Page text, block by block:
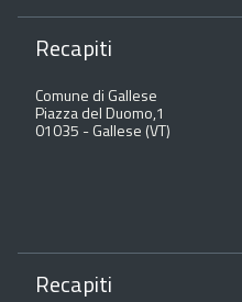
Recapiti
Comune di Gallese
Piazza del Duomo,1
01035 - Gallese (VT)
Recapiti